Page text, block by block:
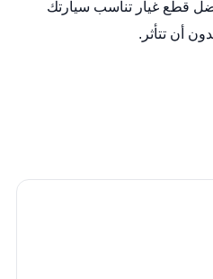
قطع غيار تناسب سيارتك
أن تتأثر.